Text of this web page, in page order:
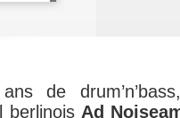
de
berlinois Ad